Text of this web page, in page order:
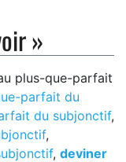
»
plus-que-parfait
parfait du
du subjonctif,
,
, deviner